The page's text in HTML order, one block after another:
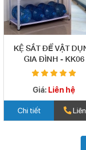
KỆ SẮT ĐỂ VẬT
GIA ĐÌNH - KK06
Giá: Liên hệ
Chi tiết